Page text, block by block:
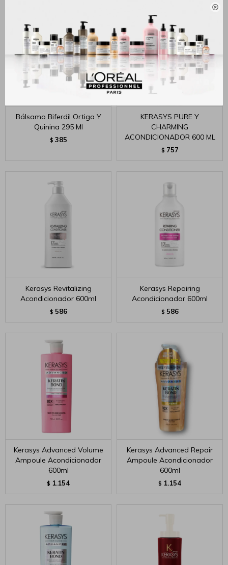

Bálsamo Biferdil Ortiga Y
Quinina 295 Ml
$ 385
KERASYS PURE Y
CHARMING
ACONDICIONADOR 600 ML
$ 757
Kerasys Revitalizing
Acondicionador 600ml
$ 586
Kerasys Repairing
Acondicionador 600ml
$ 586
Kerasys Advanced Volume
Ampoule Acondicionador
600ml
$ 1.154
Kerasys Advanced Repair
Ampoule Acondicionador
600ml
$ 1.154